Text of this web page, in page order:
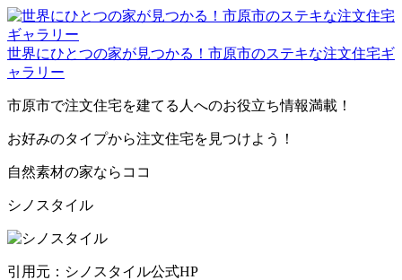
世界にひとつの家が見つかる！市原市のステキな注文住宅ギ
ャラリー
市原市で注文住宅を建てる人へのお役立ち情報満載！
お好みのタイプから注文住宅を見つけよう！
自然素材の家ならココ
シノスタイル
引用元：シノスタイル公式HP